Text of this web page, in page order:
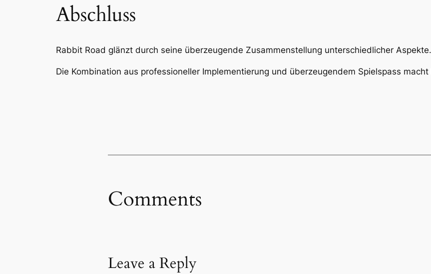
Abschluss
Rabbit Road glänzt durch seine überzeugende Zusammenstellung unterschiedlicher Aspekte.
Die Kombination aus professioneller Implementierung und überzeugendem Spielspass
Comments
Leave a Reply